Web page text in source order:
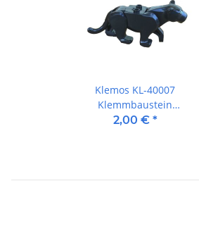
Klemos KL-40007
Klemmbaustein
Panther
2,00 € *